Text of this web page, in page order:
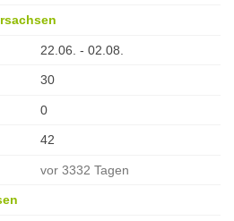
22.06. - 02.08.
30
0
42
vor 3332 Tagen